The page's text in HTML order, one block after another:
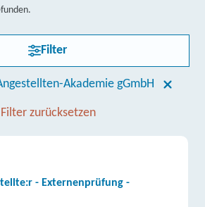
Filter
Akademie gGmbH
zurücksetzen
- Externenprüfung -